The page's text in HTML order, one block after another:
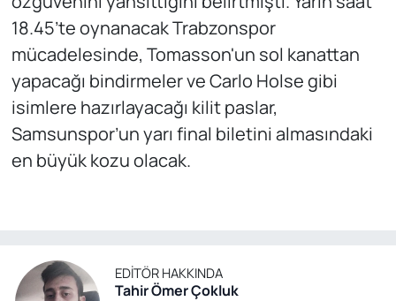
18.45’te oynanacak Trabzonspor
mücadelesinde, Tomasson'un sol kanattan
yapacağı bindirmeler ve Carlo Holse gibi
isimlere hazırlayacağı kilit paslar,
Samsunspor’un yarı final biletini almasındaki
en büyük kozu olacak.
EDITÖR HAKKINDA
Tahir Ömer Çokluk